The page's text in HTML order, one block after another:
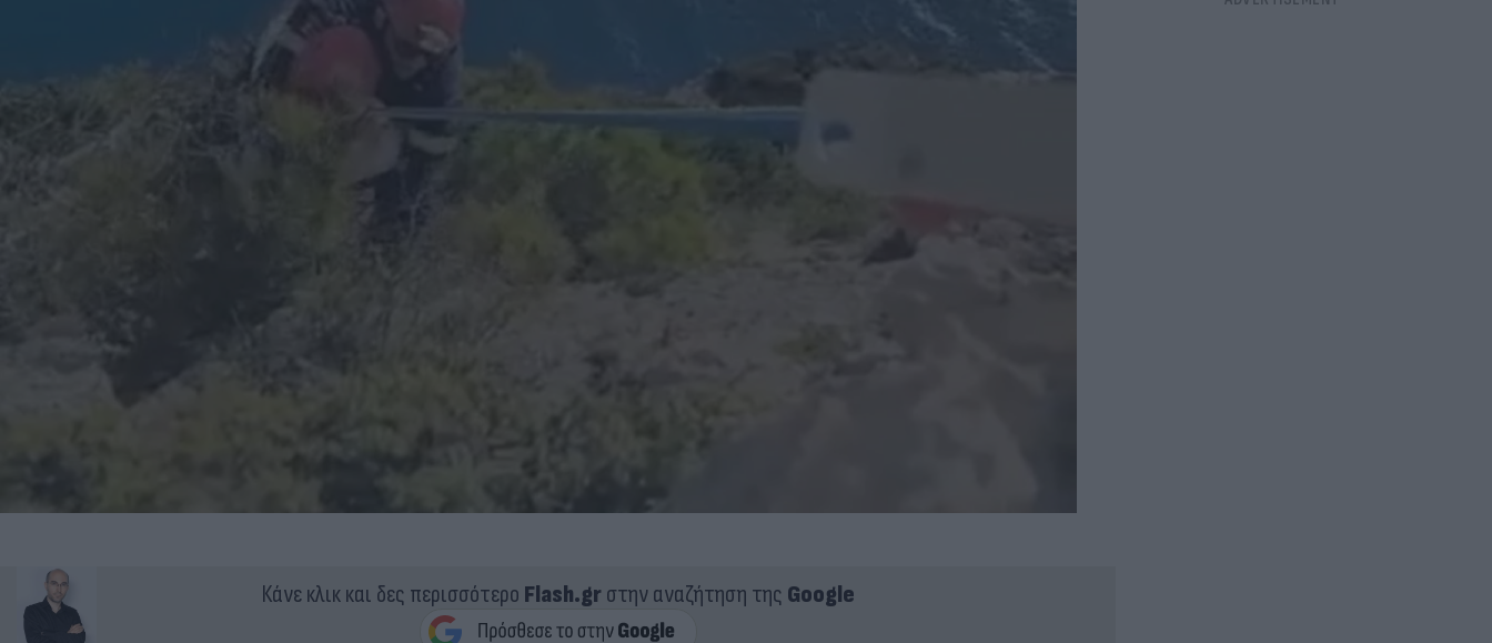
Κάνε κλικ και δες περισσότερο Flash.grστην αναζήτηση της Google